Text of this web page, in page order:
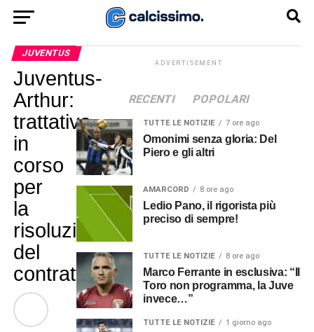
JUVENTUS
Juventus-
Arthur:
trattativa
in
corso
per
la
risoluzione
del
contratto
ADVERTISEMENT
RECENTI POPOLARI
TUTTE LE NOTIZIE 7 ore ago
Omonimi senza gloria: Del
Piero e gli altri
AMARCORD 8 ore ago
Ledio Pano, il rigorista più
preciso di sempre!
TUTTE LE NOTIZIE 8 ore ago
Marco Ferrante in esclusiva: “Il
Toro non programma, la Juve
invece…”
TUTTE LE NOTIZIE 1 giorno ago